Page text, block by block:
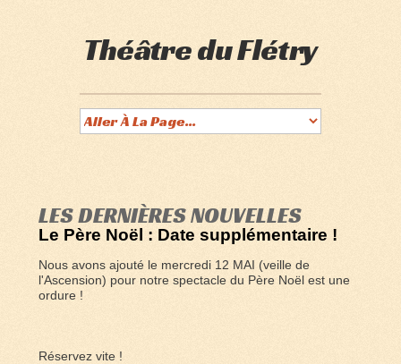
Théâtre du Flétry
LES DERNIÈRES NOUVELLES
Le Père Noël : Date supplémentaire !
Nous avons ajouté le mercredi 12 MAI (veille de
l'Ascension) pour notre spectacle du Père Noël est une
ordure !
Réservez vite !